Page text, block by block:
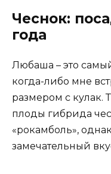
Чеснок:
года
Любаша – это
когда-либо мне
размером с
плоды гибрида
«рокамболь»,
замечательный